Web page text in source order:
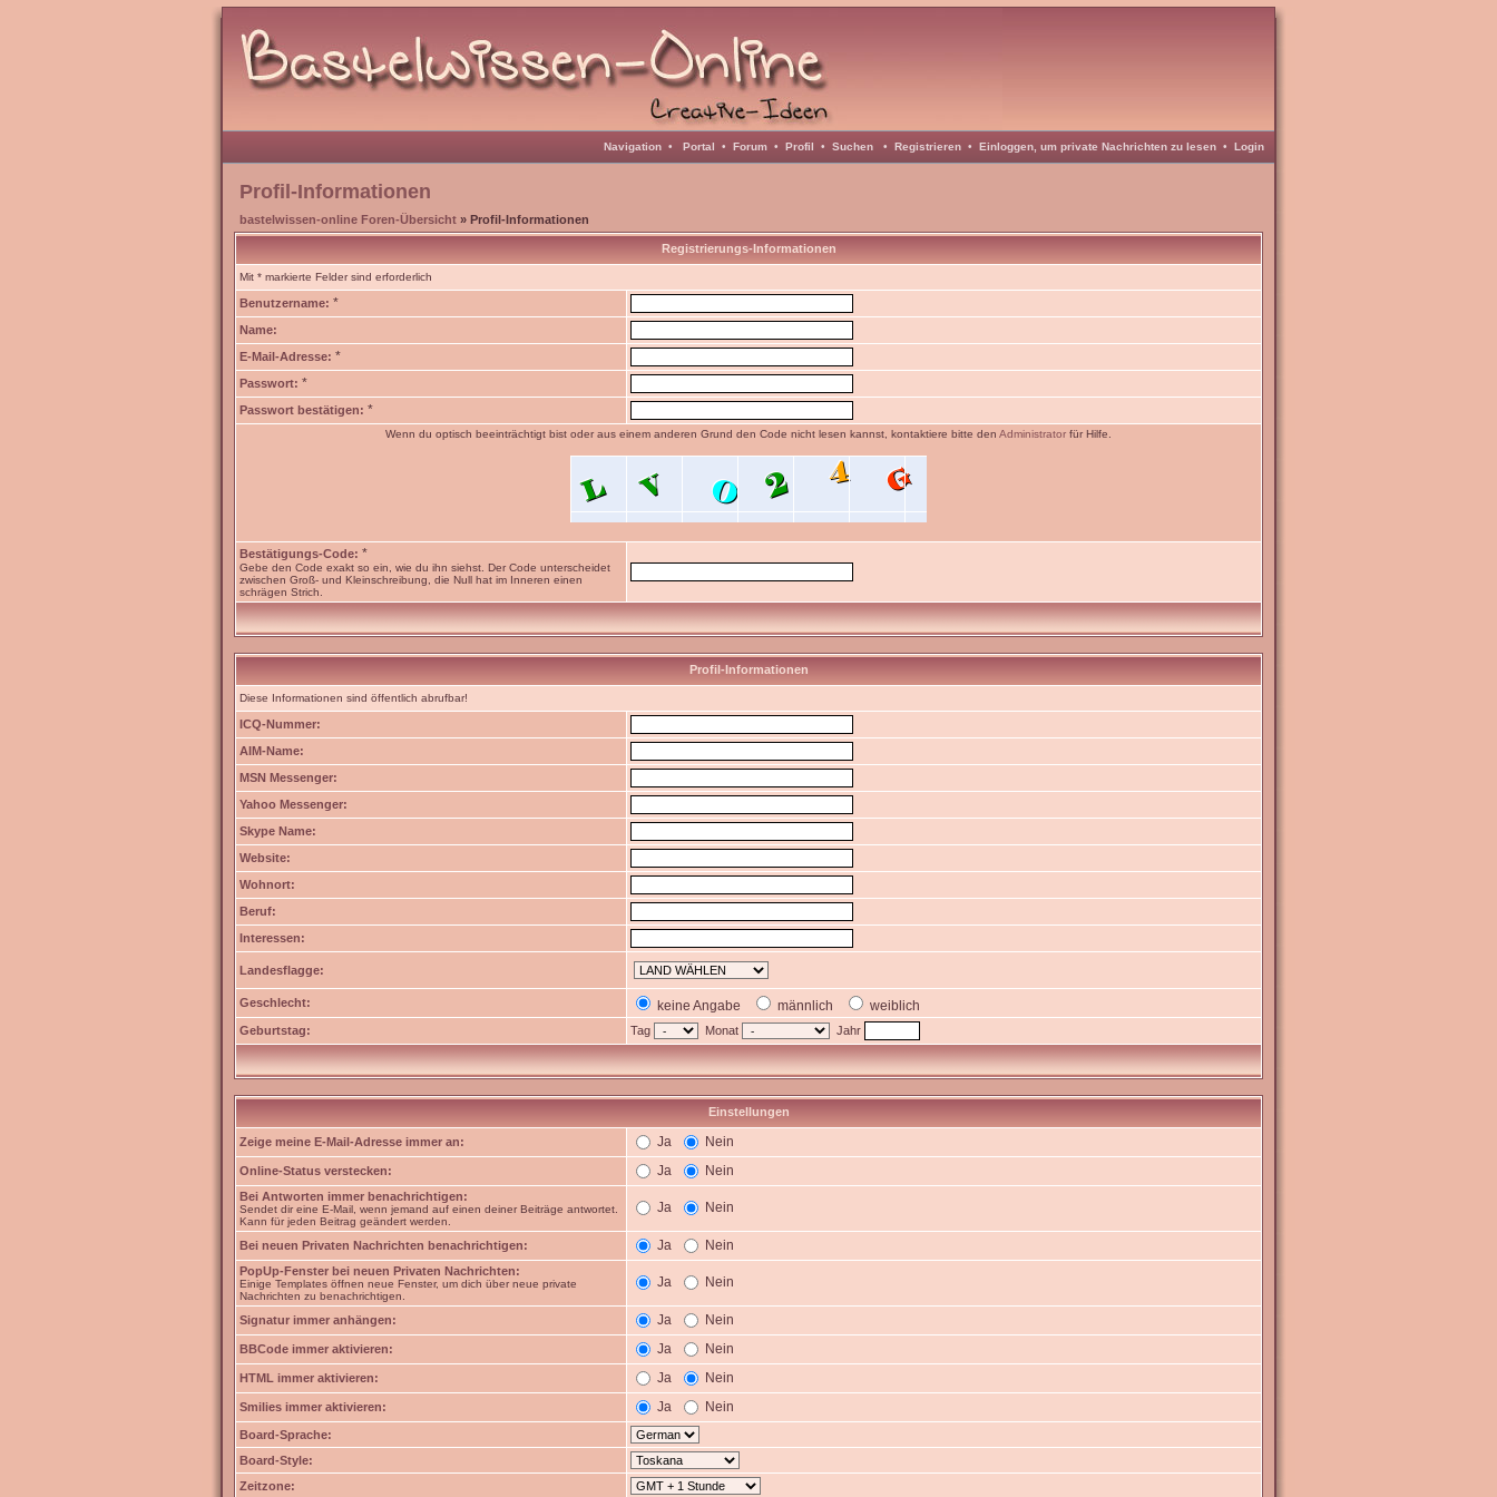
Navigation • Portal • Forum • Profil • Suchen • Registrieren • Einloggen, um private Nachrichten zu lesen • Login
Profil-Informationen
bastelwissen-online Foren-Übersicht » Profil-Informationen
Registrierungs-Informationen
Mit * markierte Felder sind erforderlich
Benutzername: *
Name:
E-Mail-Adresse: *
Passwort: *
Passwort bestätigen: *
Wenn du optisch beeinträchtigt bist oder aus einem anderen Grund den Code nicht lesen kannst, kontaktiere bitte den Administrator für Hilfe.
Bestätigungs-Code: *
Gebe den Code exakt so ein, wie du ihn siehst. Der Code unterscheidet
zwischen Groß- und Kleinschreibung, die Null hat im Inneren einen
schrägen Strich.
Profil-Informationen
Diese Informationen sind öffentlich abrufbar!
ICQ-Nummer:
AIM-Name:
MSN Messenger:
Yahoo Messenger:
Skype Name:
Website:
Wohnort:
Beruf:
Interessen:
Landesflagge:
Geschlecht: keine Angabe männlich weiblich
Geburtstag: Tag Monat Jahr
Einstellungen
Zeige meine E-Mail-Adresse immer an: Ja Nein
Online-Status verstecken: Ja Nein
Bei Antworten immer benachrichtigen:
Sendet dir eine E-Mail, wenn jemand auf einen deiner Beiträge antwortet.
Kann für jeden Beitrag geändert werden.
Ja Nein
Bei neuen Privaten Nachrichten benachrichtigen: Ja Nein
PopUp-Fenster bei neuen Privaten Nachrichten:
Einige Templates öffnen neue Fenster, um dich über neue private
Nachrichten zu benachrichtigen.
Ja Nein
Signatur immer anhängen: Ja Nein
BBCode immer aktivieren: Ja Nein
HTML immer aktivieren: Ja Nein
Smilies immer aktivieren: Ja Nein
Board-Sprache:
Board-Style:
Zeitzone: